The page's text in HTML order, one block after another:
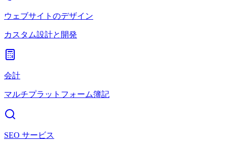
ウェブサイトのデザイン
カスタム設計と開発
会計
マルチプラットフォーム簿記
SEO サービス